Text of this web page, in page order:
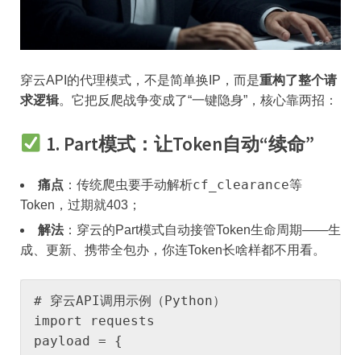
穿云API的代理模式，不是简单换IP，而是​​重构了整个请
求逻辑​​。它把反爬战争变成了“一键隐身”，核心靠两招：
​1. Part模式：让Token自动“续命”​
​痛点​ ​：传统爬虫要手动解析cf_clearance等
Token，过期就403；
​解法​​：穿云的Part模式自动接管Token生命周期——生
成、更新、携带全包办，你连Token长啥样都不用看。
# 穿云API调用示例（Python）
import requests
payload = {